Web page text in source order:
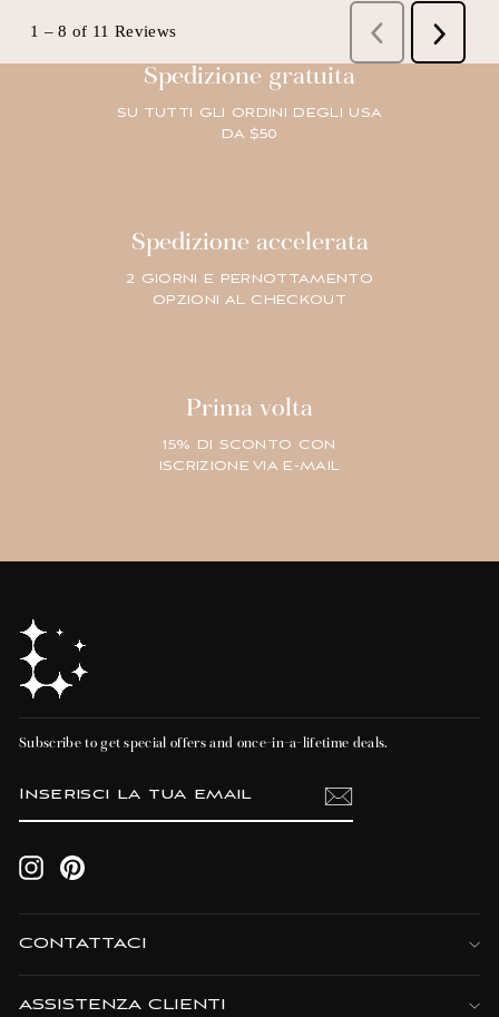
Spedizione gratuita
SU TUTTI GLI ORDINI DEGLI USA
DA $50
Spedizione accelerata
2 GIORNI E PERNOTTAMENTO
OPZIONI AL CHECKOUT
Prima volta
15% DI SCONTO CON
ISCRIZIONE VIA E-MAIL
Subscribe to get special offers and once-in-a-lifetime deals.
LA
EMAIL
InstagramPinterest
CONTATTACI
ASSISTENZA CLIENTI